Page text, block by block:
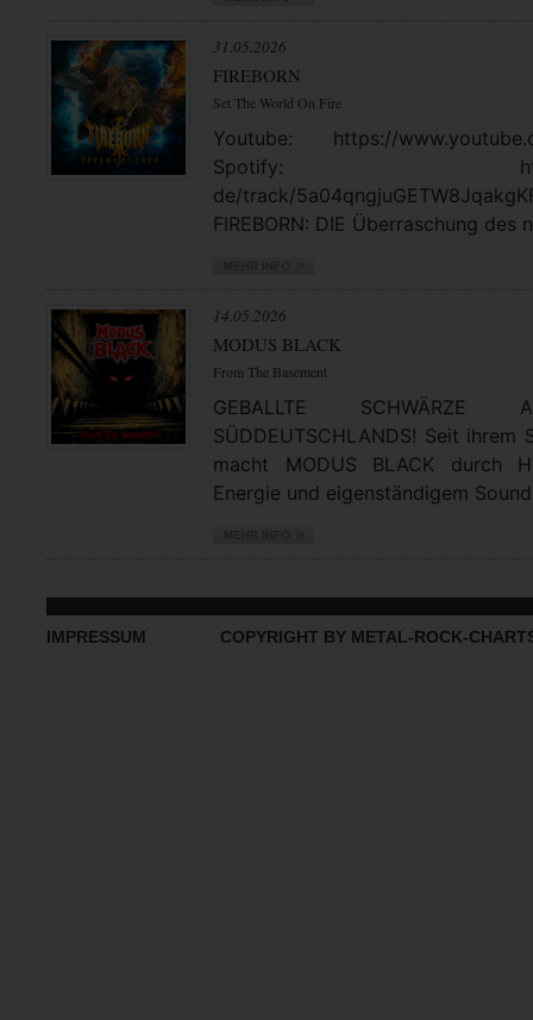
31.05.2026
FIREBORN
Set The World On Fire
Youtube: https://
Spotify: https://
de/track/
FIREBORN: DIE Überraschung des
14.05.2026
MODUS BLACK
From The Basement
GEBALLTE
SÜDDEUTSCHLANDS! Seit
macht MODUS BLACK durch
Energie und eigenständigem
IMPRESSUM COPYRIGHT BY METAL-ROCK-